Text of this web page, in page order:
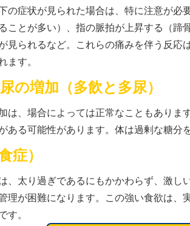
の症状が見られた場合は、特に注意が必
ことが多い）、指の脈拍が上昇する（
見られるなど。これらの痛みを伴う反
ます。
の増加（多飲と多尿）
は、場合によっては正常なこともありま
ある可能性があります。体は過剰な糖分
症）
、太り過ぎであるにもかかわらず、激し
理が困難になります。この強い食欲は
。